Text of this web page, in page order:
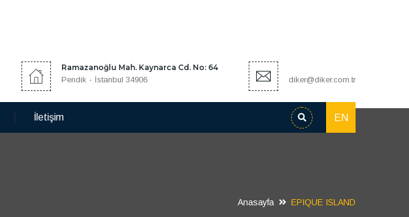
Ramazanoğlu Mah. Kaynarca Cd. No: 64
Pendik - İstanbul 34906
diker@diker.com.tr
İletişim EN
Anasayfa EPIQUE ISLAND